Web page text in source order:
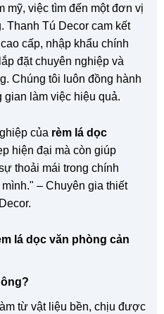
mỹ, việc tìm đến một đơn vị
Thanh Tú Decor cam kết
cấp, nhập khẩu chính
đặt chuyên nghiệp và
Chúng tôi luôn đồng hành
gian làm việc hiệu quả.
của rèm lá dọc
hiện đại mà còn giúp
thoải mái trong chính
– Chuyên gia thiết
lá dọc văn phòng cản
từ vật liệu bền, chịu được